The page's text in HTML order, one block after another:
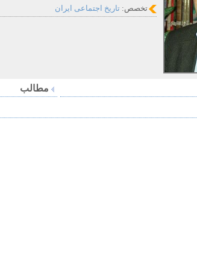
تخصص: تاریخ اجتماعی ایران
مطالب